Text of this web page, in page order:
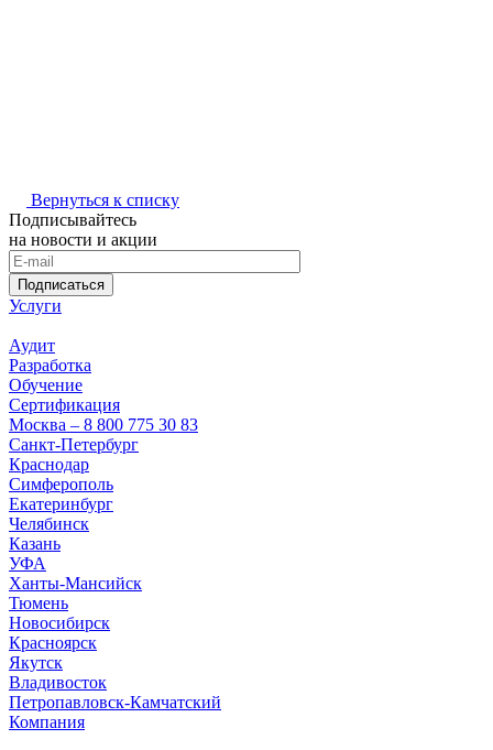
Вернуться к списку
Подписывайтесь
на новости и акции
Подписаться
Услуги
Аудит
Разработка
Обучение
Сертификация
Москва – 8 800 775 30 83
Санкт-Петербург
Краснодар
Симферополь
Екатеринбург
Челябинск
Казань
УФА
Ханты-Мансийск
Тюмень
Новосибирск
Красноярск
Якутск
Владивосток
Петропавловск-Камчатский
Компания